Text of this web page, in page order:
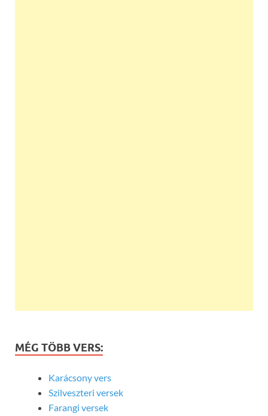
MÉG TÖBB VERS:
Karácsony vers
Szilveszteri versek
Farangi versek